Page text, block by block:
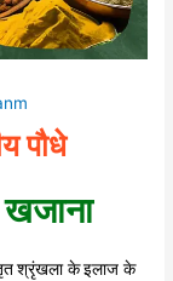
पौधे
श्रृंखला के इलाज के